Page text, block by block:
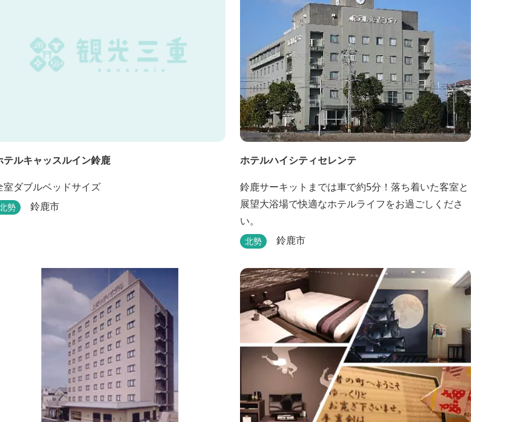
テルキャッスルイン鈴鹿
室ダブルベッドサイズ
勢 鈴鹿市
ホテルハイシティセレンテ
鈴鹿サーキットまでは車で約5分！落ち着いた客室と
展望大浴場で快適なホテルライフをお過ごしくださ
い。
北勢 鈴鹿市